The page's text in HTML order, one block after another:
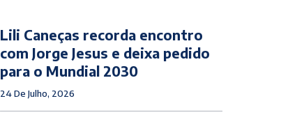
Lili Caneças recorda encontro
com Jorge Jesus e deixa pedido
para o Mundial 2030
24 De Julho, 2026